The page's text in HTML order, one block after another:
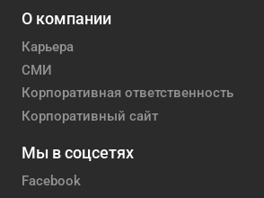
О компании
Карьера
СМИ
Корпоративная ответственность
Корпоративный сайт
Мы в соцсетях
Facebook